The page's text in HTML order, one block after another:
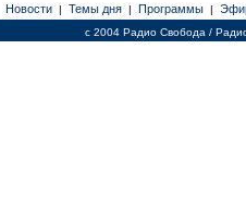
Новости | Темы дня | Программы |
c 2004 Радио Свобода /